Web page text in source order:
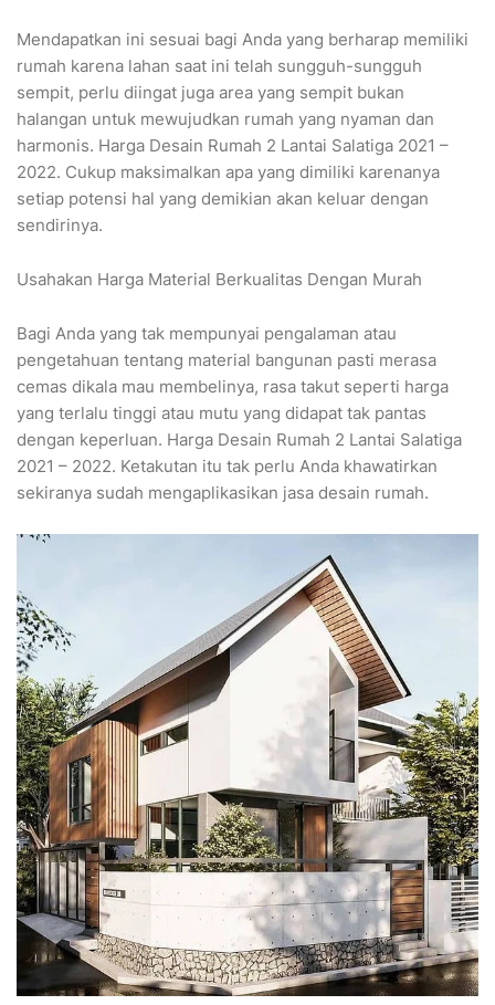
Mendapatkan ini sesuai bagi Anda yang berharap memiliki
rumah karena lahan saat ini telah sungguh-sungguh
sempit, perlu diingat juga area yang sempit bukan
halangan untuk mewujudkan rumah yang nyaman dan
harmonis. Harga Desain Rumah 2 Lantai Salatiga 2021 –
2022. Cukup maksimalkan apa yang dimiliki karenanya
setiap potensi hal yang demikian akan keluar dengan
sendirinya.
Usahakan Harga Material Berkualitas Dengan Murah
Bagi Anda yang tak mempunyai pengalaman atau
pengetahuan tentang material bangunan pasti merasa
cemas dikala mau membelinya, rasa takut seperti harga
yang terlalu tinggi atau mutu yang didapat tak pantas
dengan keperluan. Harga Desain Rumah 2 Lantai Salatiga
2021 – 2022. Ketakutan itu tak perlu Anda khawatirkan
sekiranya sudah mengaplikasikan jasa desain rumah.